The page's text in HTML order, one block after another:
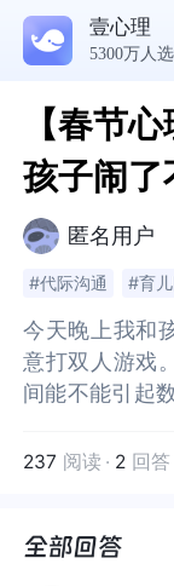
壹心理
5300万人
【春节
孩子闹了
匿名用户
#代际沟通 #育
今天晚上我和
意打双人游戏
间能不能引起
西，你怎么不
过无意渗透，
子自愿真的不
今天晚上我和
意打双人游戏
间能不能引起
怎么不看我的
渗透，要是强
真的不容易。
237 阅读 · 2 回答